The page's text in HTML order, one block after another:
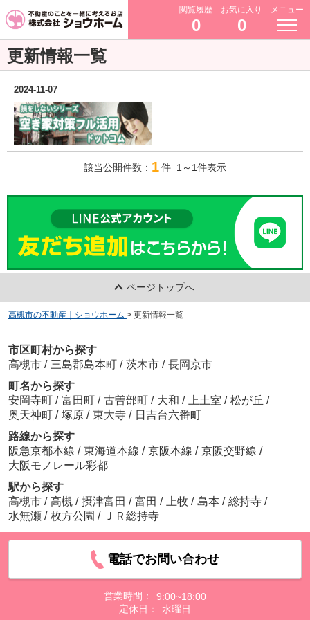
閲覧履歴
0
お気に入り
0
メニュー
更新情報一覧
2024-11-07
該当公開件数： 1件 1～1件表示
ページトップへ
高槻市の不動産｜ショウホーム > 更新情報一覧
市区町村から探す
高槻市 / 三島郡島本町 / 茨木市 / 長岡京市
町名から探す
安岡寺町 / 富田町 / 古曽部町 / 大和 / 上土室 / 松が丘 /
奥天神町 / 塚原 / 東大寺 / 日吉台六番町
路線から探す
阪急京都本線 / 東海道本線 / 京阪本線 / 京阪交野線 /
大阪モノレール彩都
駅から探す
高槻市 / 高槻 / 摂津富田 / 富田 / 上牧 / 島本 / 総持寺 /
水無瀬 / 枚方公園 / ＪＲ総持寺
電話でお問い合わせ
営業時間：
9:00~18:00
定休日：
水曜日